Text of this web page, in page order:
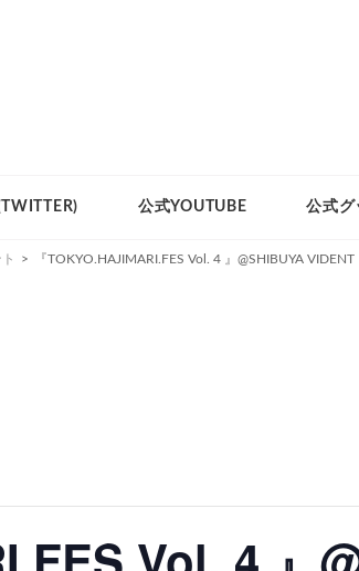
公式YOUTUBE 公式グ
> 『TOKYO.HAJIMARI.FES Vol. 4 』@SHIBUYA VIDENT